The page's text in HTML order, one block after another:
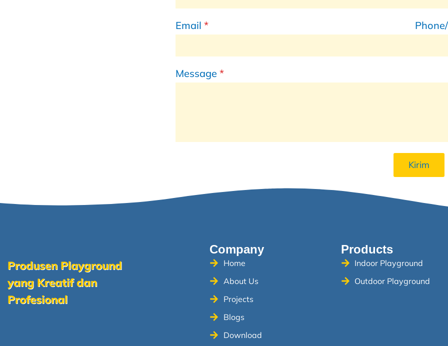
Email *
Message *
Kirim
Produsen Playground
yang Kreatif dan
Profesional
Company
Home
About Us
Projects
Blogs
Download
Products
Indoor Playground
Outdoor Playground